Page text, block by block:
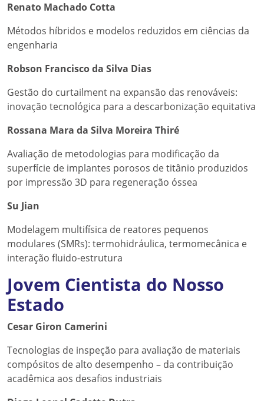
Renato Machado Cotta
Métodos híbridos e modelos reduzidos em ciências da
engenharia
Robson Francisco da Silva Dias
Gestão do curtailment na expansão das renováveis:
inovação tecnológica para a descarbonização equitativa
Rossana Mara da Silva Moreira Thiré
Avaliação de metodologias para modificação da
superfície de implantes porosos de titânio produzidos
por impressão 3D para regeneração óssea
Su Jian
Modelagem multifísica de reatores pequenos
modulares (SMRs): termohidráulica, termomecânica e
interação fluido-estrutura
Jovem Cientista do Nosso
Estado
Cesar Giron Camerini
Tecnologias de inspeção para avaliação de materiais
compósitos de alto desempenho – da contribuição
acadêmica aos desafios industriais